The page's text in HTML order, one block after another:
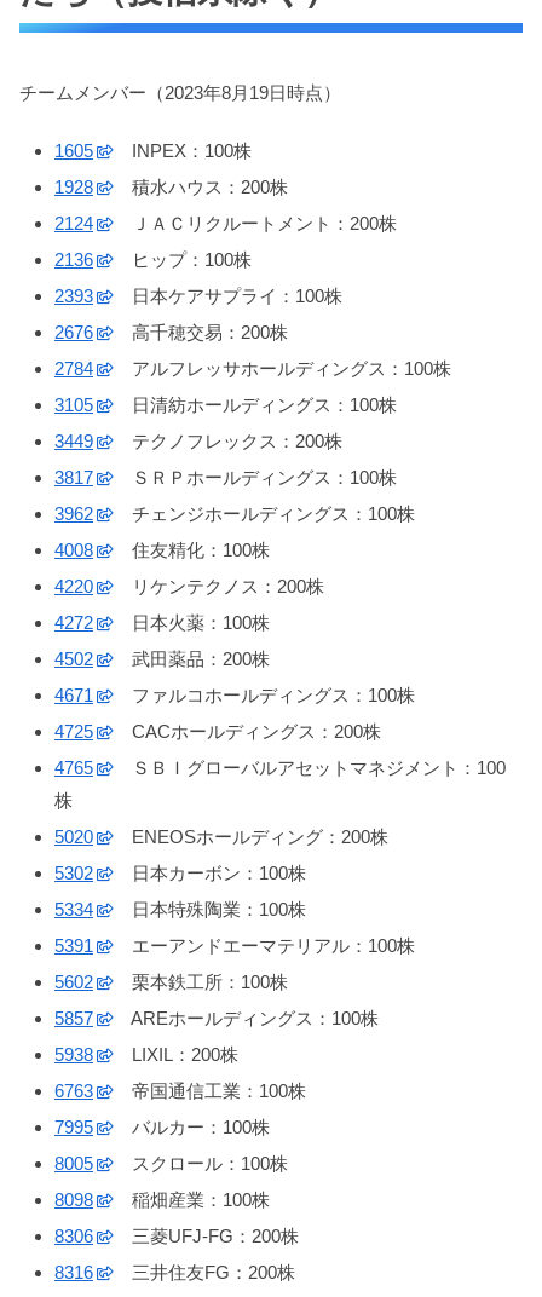
チームメンバー（2023年8月19日時点）
1605
INPEX：100株
1928
積水ハウス：200株
2124
ＪＡＣリクルートメント：200株
2136
ヒップ：100株
2393
日本ケアサプライ：100株
2676
高千穂交易：200株
2784
アルフレッサホールディングス：100株
3105
日清紡ホールディングス：100株
3449
テクノフレックス：200株
3817
ＳＲＰホールディングス：100株
3962
チェンジホールディングス：100株
4008
住友精化：100株
4220
リケンテクノス：200株
4272
日本火薬：100株
4502
武田薬品：200株
4671
ファルコホールディングス：100株
4725
CACホールディングス：200株
4765
ＳＢＩグローバルアセットマネジメント：100
株
5020
ENEOSホールディング：200株
5302
日本カーボン：100株
5334
日本特殊陶業：100株
5391
エーアンドエーマテリアル：100株
5602
栗本鉄工所：100株
5857
AREホールディングス：100株
5938
LIXIL：200株
6763
帝国通信工業：100株
7995
バルカー：100株
8005
スクロール：100株
8098
稲畑産業：100株
8306
三菱UFJ-FG：200株
8316
三井住友FG：200株